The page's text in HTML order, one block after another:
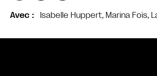
Avec Isabelle Huppert, Marina Foïs,